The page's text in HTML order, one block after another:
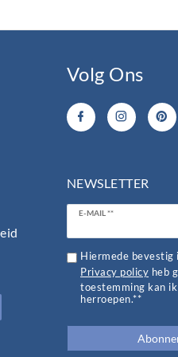
Volg Ons
NEWSLETTER
E-MAIL **
Hiermede bevestig
Privacy policy heb
toestemming kan
herroepen.**